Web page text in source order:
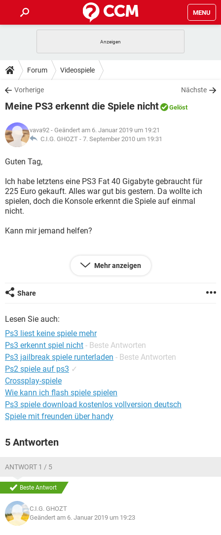
MENU
ANDROID
WINDOWS 10
WHATSAPP TIKTOK
FACEBOOK
TIPPS & TRICKS
SPIELE
WHATSAPP TIKTOK
FACEBOOK
DOWNLOADS
SPIELE STREAMING
ANDROID
WINDOWS 10 INSTAGRAM
WHATSAPP
SPIELE STREAMING
ANDROID
WINDOWS 10
WHATSAPP TIKTOK
FACEBOOK HARDWARE
LEXIKON
SPIELE
WINDOWS 10 INSTAGRAM
WHATSAPP
Forum Videospiele
Vorherige Nächste
Meine PS3 erkennt die Spiele nicht Gelöst
vava92 - Geändert am 6. Januar 2019 um 19:21
C.I.G. GHOZT - 7. September 2010 um 19:31
Guten Tag,
Ich habe letztens eine PS3 Fat 40 Gigabyte gebraucht für
225 Euro gekauft. Alles war gut bis gestern. Da wollte ich
spielen, doch die Konsole erkennt die Spiele auf einmal
nicht.
Kann mir jemand helfen?
Mehr anzeigen
Share
Lesen Sie auch:
Ps3 liest keine spiele mehr
Ps3 erkennt spiel nicht - Beste Antworten
Ps3 jailbreak spiele runterladen - Beste Antworten
Ps2 spiele auf ps3 ✓
Crossplay-spiele
Wie kann ich flash spiele spielen
Ps3 spiele download kostenlos vollversion deutsch
Spiele mit freunden über handy
5 Antworten
ANTWORT 1 / 5
Beste Antwort
C.I.G. GHOZT
Geändert am 6. Januar 2019 um 19:23